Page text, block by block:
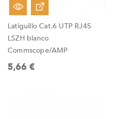
Latiguillo Cat.6 UTP RJ45
LSZH blanco
Commscope/AMP
5,66 €